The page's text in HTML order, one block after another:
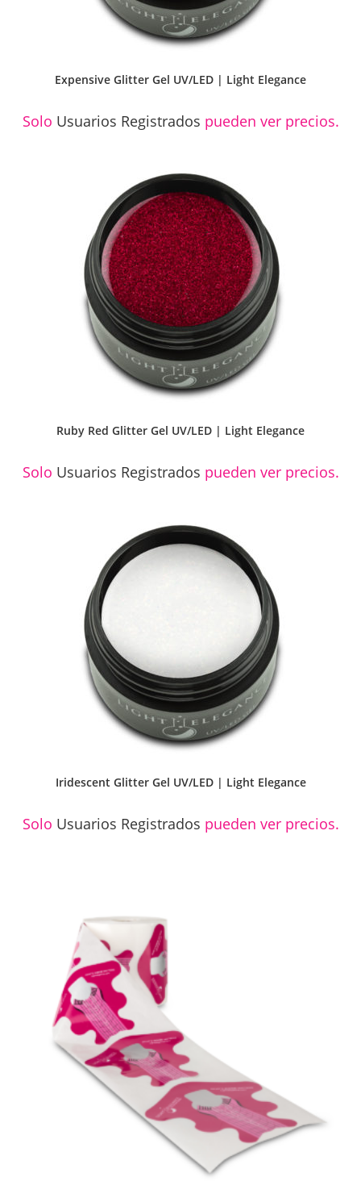
Expensive Glitter Gel UV/LED | Light Elegance
Solo Usuarios Registrados pueden ver precios.
Ruby Red Glitter Gel UV/LED | Light Elegance
Solo Usuarios Registrados pueden ver precios.
Iridescent Glitter Gel UV/LED | Light Elegance
Solo Usuarios Registrados pueden ver precios.